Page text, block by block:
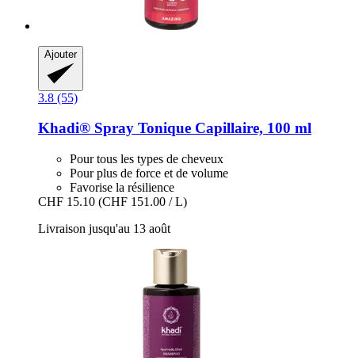
Ajouter
3.8 (55)
Khadi® Spray Tonique Capillaire, 100 ml
Pour tous les types de cheveux
Pour plus de force et de volume
Favorise la résilience
CHF 15.10 (CHF 151.00 / L)
Livraison jusqu'au 13 août